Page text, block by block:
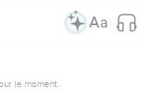
le moment.